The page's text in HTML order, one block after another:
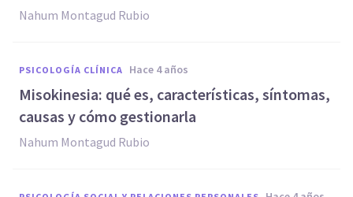
Nahum Montagud Rubio
PSICOLOGÍA CLÍNICA hace 4 años
Misokinesia: qué es, características, síntomas,
causas y cómo gestionarla
Nahum Montagud Rubio